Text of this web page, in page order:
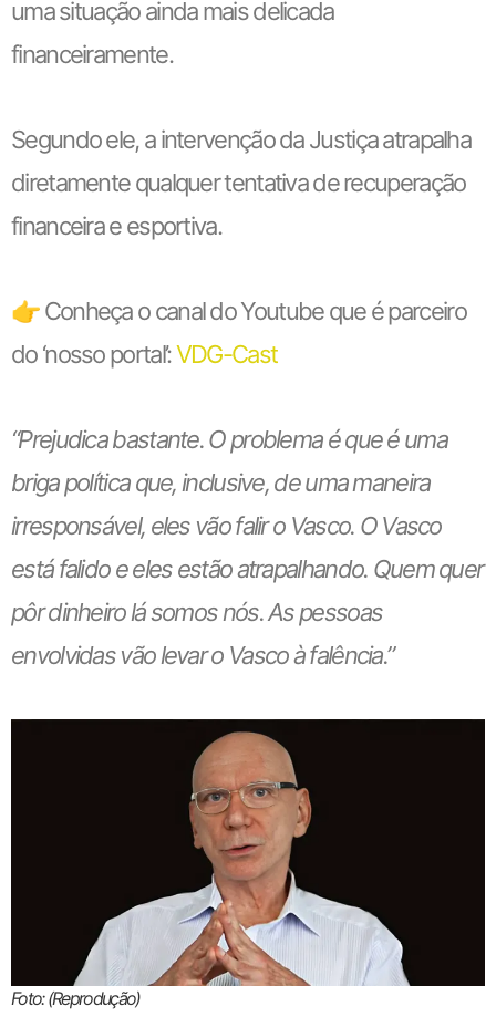
uma situação ainda mais delicada
financeiramente.
Segundo ele, a intervenção da Justiça atrapalha
diretamente qualquer tentativa de recuperação
financeira e esportiva.
👉 Conheça o canal do Youtube que é parceiro
do ‘nosso portal’:VDG-Cast
“Prejudica bastante. O problema é que é uma
briga política que, inclusive, de uma maneira
irresponsável, eles vão falir o Vasco. O Vasco
está falido e eles estão atrapalhando. Quem quer
pôr dinheiro lá somos nós. As pessoas
envolvidas vão levar o Vasco à falência.”
Foto: (Reprodução)